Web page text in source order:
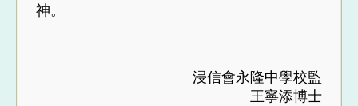
神。
浸信會永隆中學校監
王寧添博士